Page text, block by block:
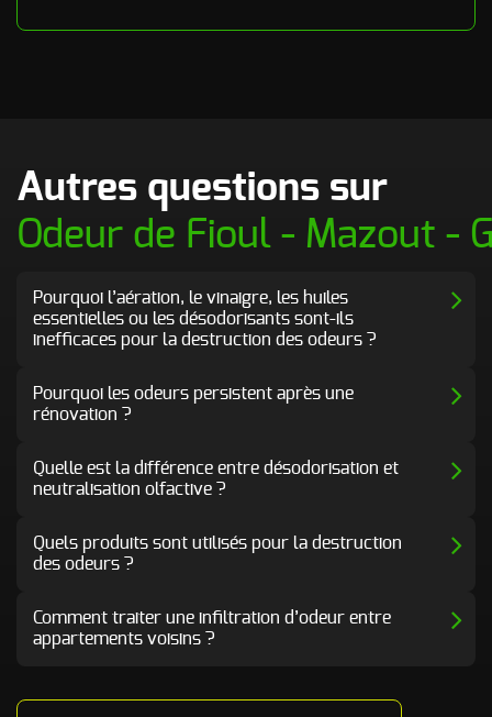
Autres questions sur
Odeur de Fioul - Mazout -
Pourquoi l’aération, le vinaigre, les huiles
essentielles ou les désodorisants sont-ils
inefficaces pour la destruction des odeurs ?
Pourquoi les odeurs persistent après une
rénovation ?
Quelle est la différence entre désodorisation et
neutralisation olfactive ?
Quels produits sont utilisés pour la destruction
des odeurs ?
Comment traiter une infiltration d’odeur entre
appartements voisins ?